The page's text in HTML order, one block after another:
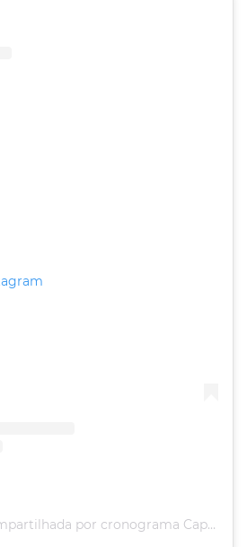
Uma publicação compartilhada por cronograma Capilar/Nl (@fabiana.espacobeleza)